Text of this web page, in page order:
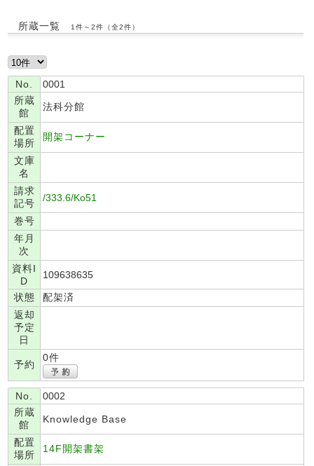
所蔵一覧 1件～2件（全2件）
No.
0001
所蔵
館
法科分館
配置
場所
開架コーナー
文庫
名
請求
記号
/333.6/Ko51
巻号
年月
次
資料I
D
109638635
状態
配架済
返却
予定
日
予約
0件
No.
0002
所蔵
館
Knowledge Base
配置
場所
14F開架書架